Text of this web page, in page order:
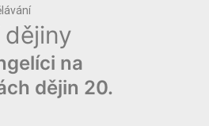
dějiny
na
dějin 20.